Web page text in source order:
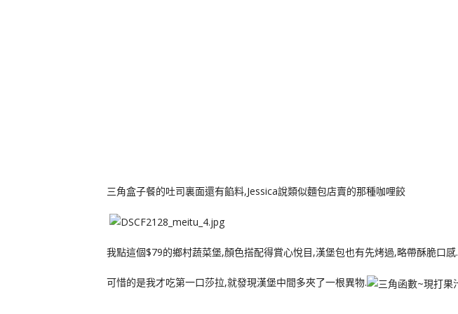
三角盒子餐的吐司裏面還有餡料,Jessica說類似麵包店賣的那種咖哩餃
我點這個$79的鄉村蔬菜堡,顏色搭配得賞心悅目,漢堡包也有先烤過,略帶酥脆口感.
可惜的是我才吃第一口莎拉,就發現漢堡中間多夾了一根異物.